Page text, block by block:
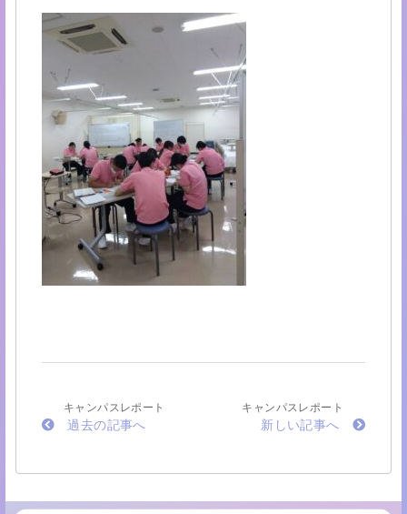
キャンパスレポート
過去の記事へ
キャンパスレポート
新しい記事へ